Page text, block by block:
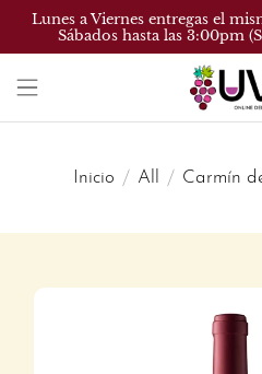
Lunes a Viernes entregas el
Sábados hasta las 3:00pm
Inicio All Carmín